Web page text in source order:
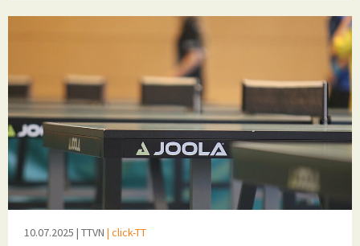
10.07.2025 | TTVN | click-TT